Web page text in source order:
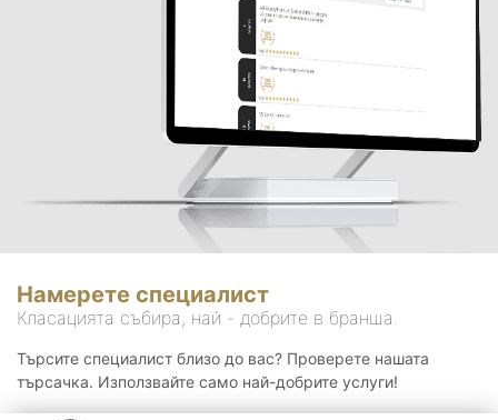
Намерете специалист
Класацията събира, най - добрите в бранша.
Търсите специалист близо до вас? Проверете нашата
търсачка. Използвайте само най-добрите услуги!